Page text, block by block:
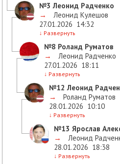
№3 Леонид Радченко
→
Леонид Кулешов
27.01.2026 14:32
↓ Развернуть
№8 Роланд Руматов
→
Леонид Радченко
27.01.2026 18:11
↓ Развернуть
№12 Леонид
→
Роланд Руматов
28.01.2026 10:10
↓ Развернуть
№13 Ярослав
→
Леонид
28.01.2026 18:38
↓ Развернуть